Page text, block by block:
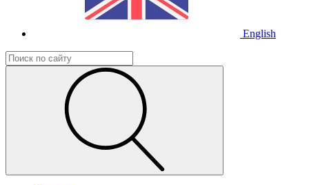
English